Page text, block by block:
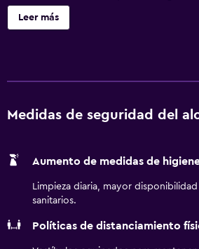
aeropuerto y un detalle de
instalaciones incluyen aparcamiento
fuerte y periódicos gratuitos. Estos
con ropa de cama de alta calidad. En
placa de cocina, microondas y
baños están equipados con ducha y
artículos de higiene personal
Leer más
Medidas de seguridad del
Aumento de medidas de
Limpieza diaria, mayor
sanitarios.
Políticas de distanciamiento